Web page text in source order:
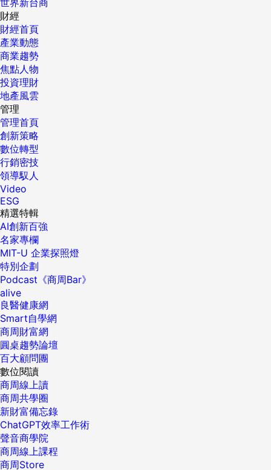
財經
財經首頁
產業動態
商業趨勢
焦點人物
投資理財
地產風雲
管理
管理首頁
創新策略
數位轉型
行銷密技
領導馭人
Video
ESG
精選特輯
AI創新百強
名家專欄
MIT-U 企業探照燈
特別企劃
Podcast《商周Bar》
alive
良醫健康網
Smart自學網
商周財富網
圓桌趨勢論壇
百大顧問團
數位閱讀
商周線上讀
商周共學圈
新財富備忘錄
ChatGPT效率工作術
聲音商學院
商周線上課程
商周Store